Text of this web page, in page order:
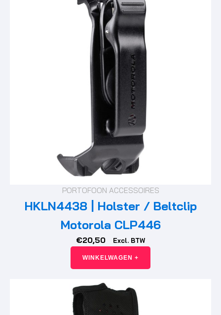
PORTOFOON ACCESSOIRES
HKLN4438 | Holster / Beltclip
Motorola CLP446
€20,50 Excl. BTW
WINKELWAGEN +